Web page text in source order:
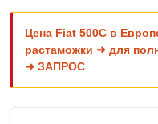
Цена Fiat 500C в
растаможки ➜ для
➜ ЗАПРОС